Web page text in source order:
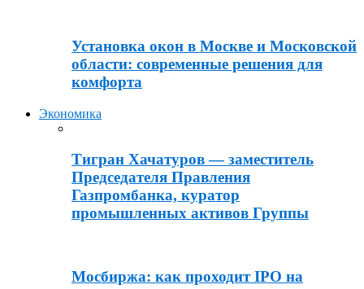
Установка окон в Москве и Московской
области: современные решения для
комфорта
Экономика
Тигран Хачатуров — заместитель
Председателя Правления
Газпромбанка, куратор
промышленных активов Группы
Мосбиржа: как проходит IPO на